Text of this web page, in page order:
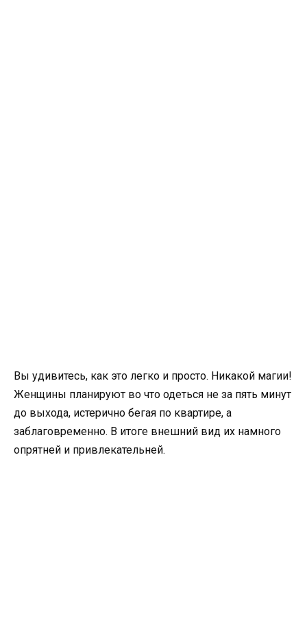
Вы удивитесь, как это легко и просто. Никакой магии!
Женщины планируют во что одеться не за пять минут
до выхода, истерично бегая по квартире, а
заблаговременно. В итоге внешний вид их намного
опрятней и привлекательней.